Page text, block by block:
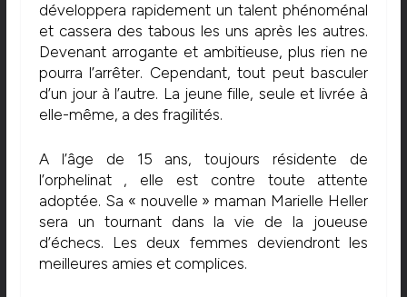
développera rapidement un talent phénoménal
et cassera des tabous les uns après les autres.
Devenant arrogante et ambitieuse, plus rien ne
pourra l’arrêter. Cependant, tout peut basculer
d’un jour à l’autre. La jeune fille, seule et livrée à
elle-même, a des fragilités.
A l’âge de 15 ans, toujours résidente de
l’orphelinat , elle est contre toute attente
adoptée. Sa « nouvelle » maman Marielle Heller
sera un tournant dans la vie de la joueuse
d’échecs. Les deux femmes deviendront les
meilleures amies et complices.